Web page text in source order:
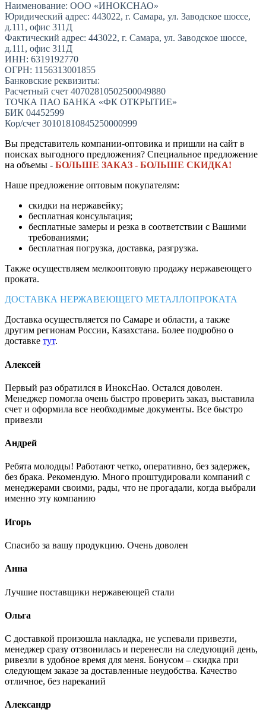
Наименование: ООО «ИНОКСНАО»
Юридический адрес: 443022, г. Самара, ул. Заводское шоссе,
д.111, офис 311Д
Фактический адрес: 443022, г. Самара, ул. Заводское шоссе,
д.111, офис 311Д
ИНН: 6319192770
ОГРН: 1156313001855
Банковские реквизиты:
Расчетный счет 40702810502500049880
ТОЧКА ПАО БАНКА «ФК ОТКРЫТИЕ»
БИК 04452599
Кор/счет 30101810845250000999
Вы представитель компании-оптовика и пришли на сайт в
поисках выгодного предложения? Специальное предложение
на объемы - БОЛЬШЕ ЗАКАЗ - БОЛЬШЕ СКИДКА!
Наше предложение оптовым покупателям:
скидки на нержавейку;
бесплатная консультация;
бесплатные замеры и резка в соответствии с Вашими
требованиями;
бесплатная погрузка, доставка, разгрузка.
Также осуществляем мелкооптовую продажу нержавеющего
проката.
ДОСТАВКА НЕРЖАВЕЮЩЕГО МЕТАЛЛОПРОКАТА
Доставка осуществляется по Самаре и области, а также
другим регионам России, Казахстана. Более подробно о
доставке тут.
Алексей
Первый раз обратился в ИноксНао. Остался доволен.
Менеджер помогла очень быстро проверить заказ, выставила
счет и оформила все необходимые документы. Все быстро
привезли
Андрей
Ребята молодцы! Работают четко, оперативно, без задержек,
без брака. Рекомендую. Много проштудировали компаний с
менеджерами своими, рады, что не прогадали, когда выбрали
именно эту компанию
Игорь
Спасибо за вашу продукцию. Очень доволен
Анна
Лучшие поставщики нержавеющей стали
Ольга
С доставкой произошла накладка, не успевали привезти,
менеджер сразу отзвонилась и перенесли на следующий день,
ривезли в удобное время для меня. Бонусом – скидка при
следующем заказе за доставленные неудобства. Качество
отличное, без нареканий
Александр